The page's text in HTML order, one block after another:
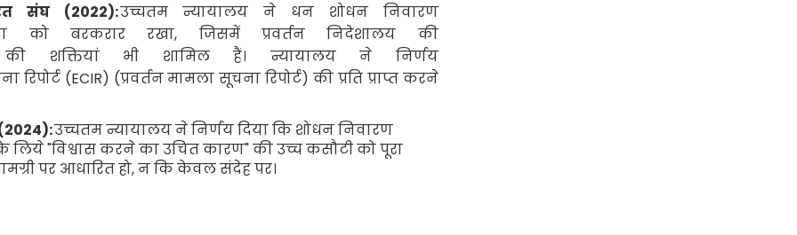
संघ (2022):उच्चतम न्यायालय ने धन शोधन निवारण
को बरकरार रखा, जिसमें प्रवर्तन निदेशालय
की
शक्तियां भी शामिल हैं। न्यायालय ने निर्णय
रिपोर्ट (ECIR) (प्रवर्तन मामला सूचना रिपोर्ट) की प्रति प्राप्त करने
2024):उच्चतम न्यायालय ने निर्णयदिया कि शोधन निवारण
लिये "विश्वास करने का उचित कारण" की उच्च कसौटी को पूरा
पर आधारित हो,न कि केवल संदेह पर।